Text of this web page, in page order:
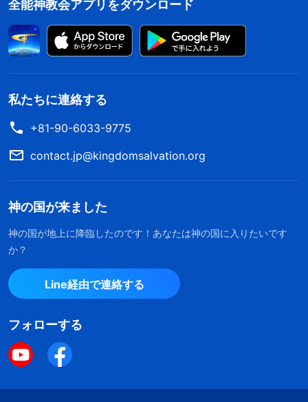
全能神教会アプリをダウンロード
私たちに連絡する
+81-90-6033-9775
contact.jp@kingdomsalvation.org
神の国が来ました
神の国が地上に降臨したのです！あなたは神の国に入りたいです
か？
Line経由で連絡する
フォローする